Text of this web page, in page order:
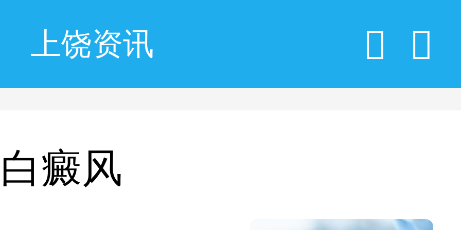
上饶资讯
癜风